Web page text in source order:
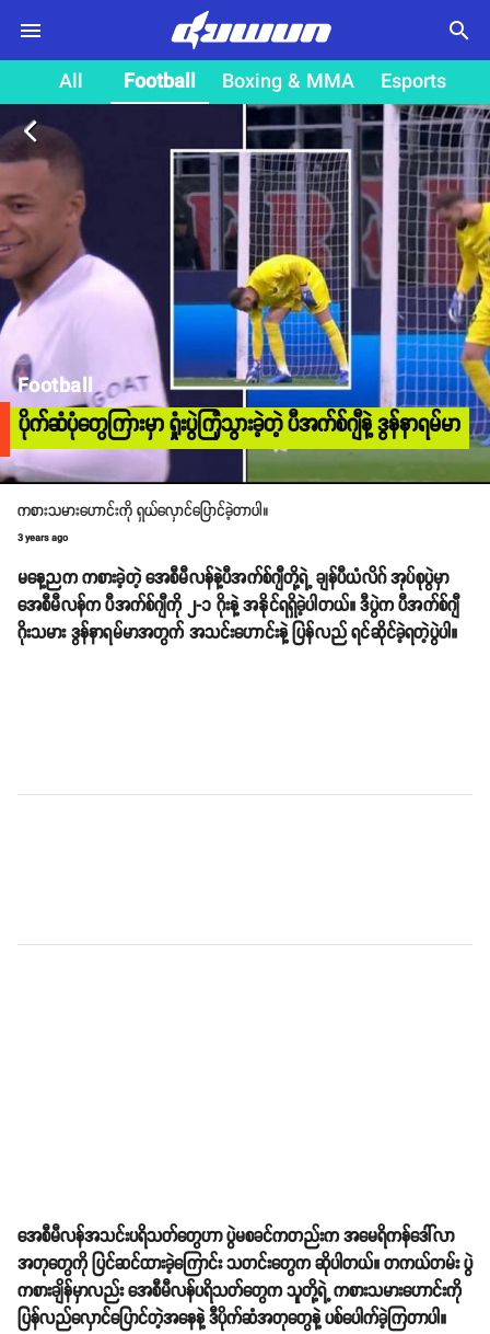
search
All Football Boxing & MMA Esports
arrow_back_ios
Football
ပိုက်ဆံပုံတွေကြားမှာ ရှုံးပွဲကြုံသွားခဲ့တဲ့ ပီအက်စ်ဂျီနဲ့ ဒွန်နာရမ်မာ
ကစားသမားဟောင်းကို ရှယ်လှောင်ပြောင်ခဲ့တာပါ။
3 years ago
မနေ့ညက ကစားခဲ့တဲ့ အေစီမီလန်နဲ့ပီအက်စ်ဂျီတို့ရဲ့ ချန်ပီယံလိဂ် အုပ်စုပွဲမှာ
အေစီမီလန်က ပီအက်စ်ဂျီကို ၂-၁ ဂိုးနဲ့ အနိုင်ရရှိခဲ့ပါတယ်။ ဒီပွဲက ပီအက်စ်ဂျီ
ဂိုးသမား ဒွန်နာရမ်မာအတွက် အသင်းဟောင်းနဲ့ ပြန်လည် ရင်ဆိုင်ခဲ့ရတဲ့ပွဲပါ။
အေစီမီလန်အသင်းပရိသတ်တွေဟာ ပွဲမစခင်ကတည်းက အမေရိကန်ဒေါ်လာ
အတုတွေကို ပြင်ဆင်ထားခဲ့ကြောင်း သတင်းတွေက ဆိုပါတယ်။ တကယ်တမ်း ပွဲ
ကစားချိန်မှာလည်း အေစီမီလန်ပရိသတ်တွေက သူတို့ရဲ့ ကစားသမားဟောင်းကို
ပြန်လည်လှောင်ပြောင်တဲ့အနေနဲ့ ဒီပိုက်ဆံအတုတွေနဲ့ ပစ်ပေါက်ခဲ့ကြတာပါ။